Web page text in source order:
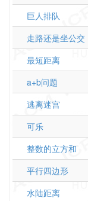
巨人排队
走路还是坐公交
最短距离
a+b问题
逃离迷宫
可乐
整数的立方和
平行四边形
水陆距离